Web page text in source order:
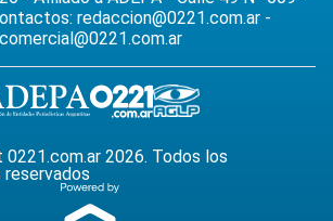
redaccion@0221.com.ar -
comercial@0221.com.ar
0221.com.ar 2026. Todos los